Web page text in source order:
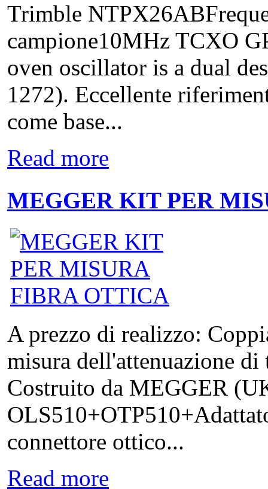
Trimble
campione10MHz TCXO
oven oscillator is a dual
1272). Eccellente
come base...
Read more
MEGGER KIT PER
A prezzo di realizzo:
misura dell'attenuazione
Costruito da MEGGER
connettore ottico...
Read more